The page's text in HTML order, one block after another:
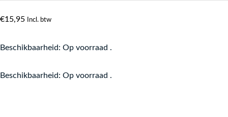
€15,95 Incl. btw
Beschikbaarheid: Op voorraad .
Beschikbaarheid: Op voorraad .
Böcek